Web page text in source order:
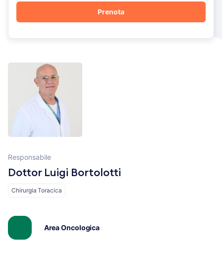
Responsabile
Dottor Luigi Bortolotti
Chirurgia Toracica
Area Oncologica